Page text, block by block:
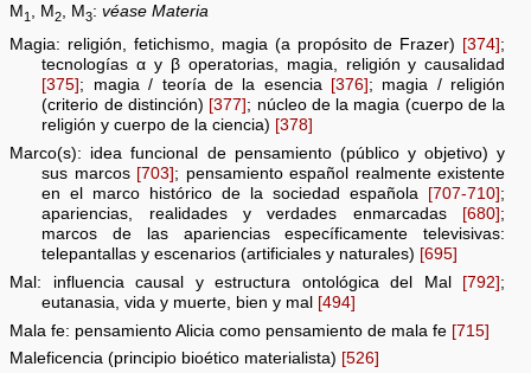
M1 , M2 , M3:véase Materia
Magia: religión, fetichismo, magia (a propósito de Frazer) [374] ;
tecnologías α y β operatorias, magia, religión y causalidad
[375] ; magia / teoría de la esencia [376] ; magia / religión
(criterio de distinción) [377] ; núcleo de la magia (cuerpo de la
religión y cuerpo de la ciencia) [378]
Marco(s): idea funcional de pensamiento (público y objetivo) y
sus marcos [703] ; pensamiento español realmente existente
en el marco histórico de la sociedad española
[707-710] ;
apariencias, realidades y verdades enmarcadas
[680] ;
marcos de las apariencias específicamente televisivas:
telepantallas y escenarios (artificiales y naturales) [695]
Mal: influencia causal y estructura ontológica del Mal
[792] ;
eutanasia, vida y muerte, bien y mal
[494]
Mala fe: pensamiento Alicia como pensamiento de mala fe [715]
Maleficencia (principio bioético materialista) [526]